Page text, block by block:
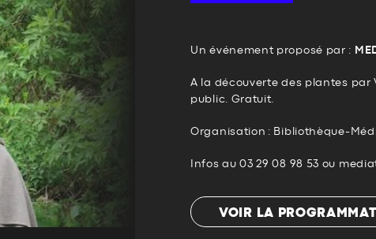
Un événement proposé par :
A la découverte des plantes par
public. Gratuit.
Organisation : Bibliothèque-
Infos au 03 29 08 98 53 ou
VOIR LA